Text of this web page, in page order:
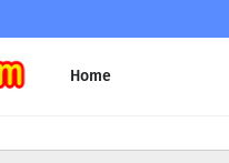
Home